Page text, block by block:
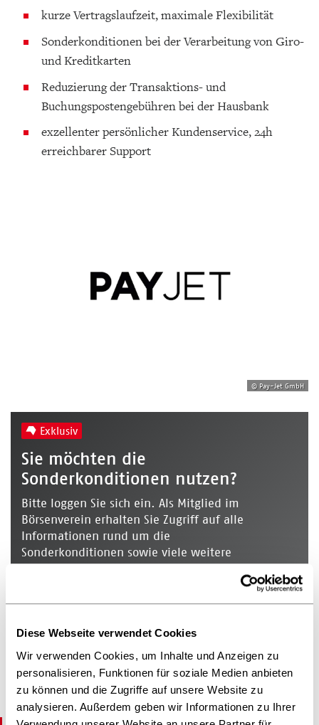
Diese Webseite verwendet Cookies
Wir verwenden Cookies, um Inhalte und Anzeigen zu
personalisieren, Funktionen für soziale Medien anbieten
zu können und die Zugriffe auf unsere Website zu
analysieren. Außerdem geben wir Informationen zu Ihrer
kurze Vertragslaufzeit, maximale Flexibilität
Sonderkonditionen bei der Verarbeitung von Giro-
und Kreditkarten
Reduzierung der Transaktions- und
Buchungspostengebühren bei der Hausbank
exzellenter persönlicher Kundenservice, 24h
erreichbarer Support
© Pay-Jet GmbH
Exklusiv
Sie möchten die
Sonderkonditionen nutzen?
Bitte loggen Sie sich ein. Als Mitglied im
Börsenverein erhalten Sie Zugriff auf alle
Informationen rund um die
Sonderkonditionen sowie viele weitere
Vorteile.
Einloggen Registrieren
Mitglied werden